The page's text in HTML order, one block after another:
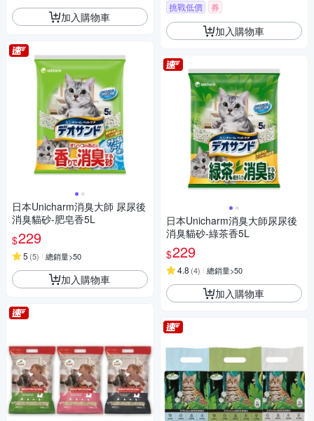
加入購物車
日本Unicharm消臭大師 尿尿後
消臭貓砂-肥皂香5L
$229
5 (5) 總銷量>50
加入購物車
挑戰低價 券
加入購物車
日本Unicharm消臭大師尿尿後
消臭貓砂-綠茶香5L
$229
4.8 (4) 總銷量>50
加入購物車